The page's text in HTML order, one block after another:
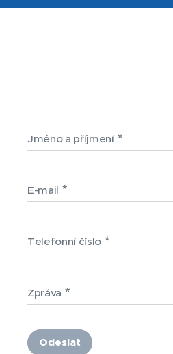
Jméno a příjmení
E-mail
Telefonní číslo
Zpráva
Odeslat